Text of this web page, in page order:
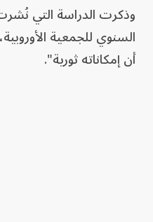
وذكرت الدراسة التي
السنوي للجمعية
أن إمكاناته ثورية".